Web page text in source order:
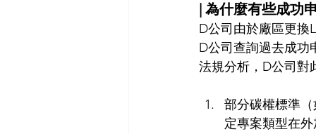
| 為什麼有些成功
D公司由於廠區更換
D公司查詢過去成功
法規分析，D公司對
部分碳權標準
定專案類型在